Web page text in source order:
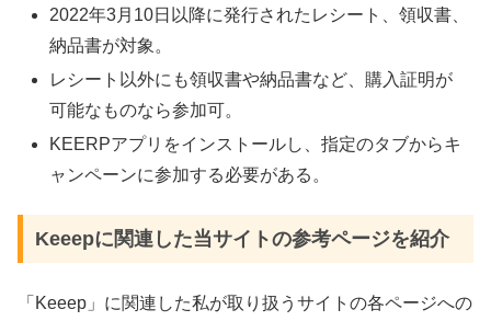
2022年3月10日以降に発行されたレシート、領収書、
納品書が対象。
レシート以外にも領収書や納品書など、購入証明が
可能なものなら参加可。
KEERPアプリをインストールし、指定のタブからキ
ャンペーンに参加する必要がある。
Keeepに関連した当サイトの参考ページを紹介
「Keeep」に関連した私が取り扱うサイトの各ページへの